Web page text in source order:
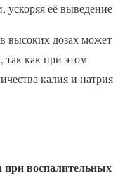
ускоряя её выведение
высоких дозах может
так как при этом
калия и натрия
при воспалительных